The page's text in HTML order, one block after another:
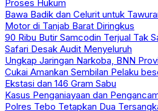
Proses Hukum
Bawa Badik dan Celurit untuk
Motor di Tanjab Barat Diringkus
90 Ribu Butir Samcodin Terjual Tak
Safari Desak Audit Menyeluruh
Ungkap Jaringan Narkoba, BNN
Cukai Amankan Sembilan Pelaku
Ekstasi dan 146 Gram Sabu
Kasus Penganiayaan dan
Polres Tebo Tetapkan Dua